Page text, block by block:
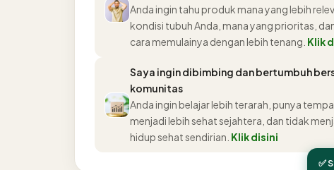
Anda ingin tahu produk mana yang lebih
kondisi tubuh Anda, mana yang prioritas,
cara memulainya dengan lebih tenang. Klik
Saya ingin dibimbing dan bertumbuh
komunitas
Anda ingin belajar lebih terarah, punya
menjadi lebih sehat sejahtera, dan tidak
hidup sehat sendirian. Klik disini
✅